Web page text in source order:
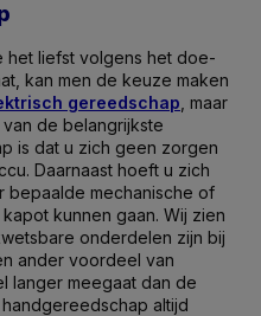
het liefst volgens het doe-
kan men de keuze maken
gereedschap , maar
de belangrijkste
is dat u zich geen zorgen
Daarnaast hoeft u zich
bepaalde mechanische of
kunnen gaan. Wij zien
onderdelen zijn bij
ander voordeel van
langer meegaat dan de
altijd